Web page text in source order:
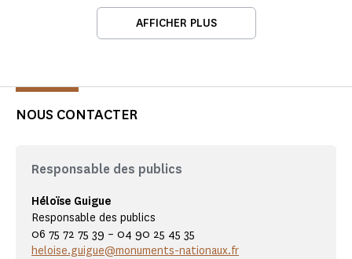
AFFICHER PLUS
NOUS CONTACTER
Responsable des publics
Héloïse Guigue
Responsable des publics
06 75 72 75 39 – 04 90 25 45 35
heloise.guigue@monuments-nationaux.fr